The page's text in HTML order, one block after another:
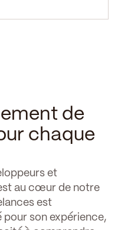
de
chaque
et
au cœur de notre
est
son expérience,